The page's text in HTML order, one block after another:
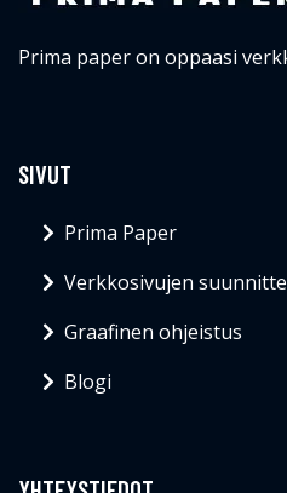
Prima paper on oppaasi
SIVUT
Prima Paper
Verkkosivujen
Graafinen ohjeistus
Blogi